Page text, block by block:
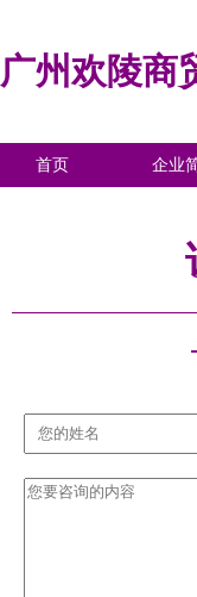
广州欢陵商
首页 企业